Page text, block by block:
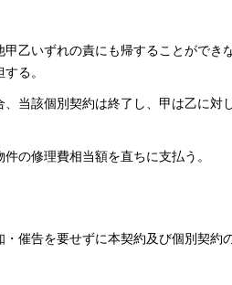
乙いずれの責にも帰することができ
る。
当該個別契約は終了し、甲は乙に対し
の修理費相当額を直ちに支払う。
催告を要せずに本契約及び個別契約